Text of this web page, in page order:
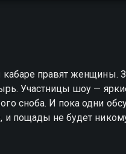
правят женщины.
Участницы шоу —
сноба. И пока одни
пощады не будет